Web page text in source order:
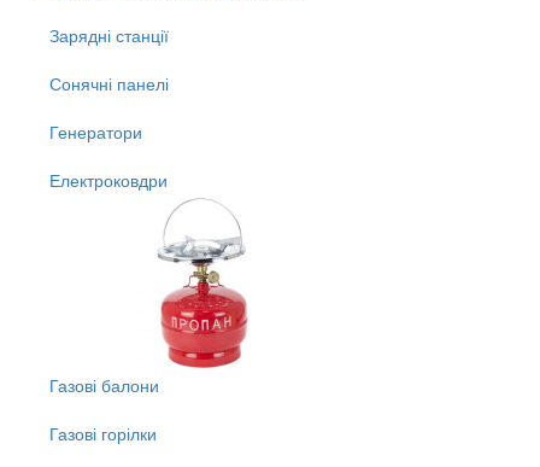
Зарядні станції
Сонячні панелі
Генератори
Електроковдри
Газові балони
Газові горілки